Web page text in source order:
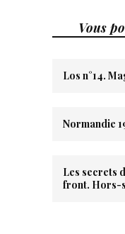
Vous
Los n°14.
Normandie
Les secrets
front. Hors-